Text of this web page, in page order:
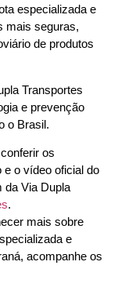
especializada e
mais seguras,
de produtos
Transportes
e prevenção
o Brasil.
os
e o vídeo oficial do
da Via Dupla
.
mais sobre
e
acompanhe os